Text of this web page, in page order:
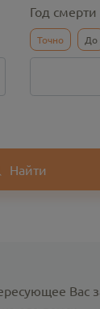
Год смерти
Точно До
Найти
Вас